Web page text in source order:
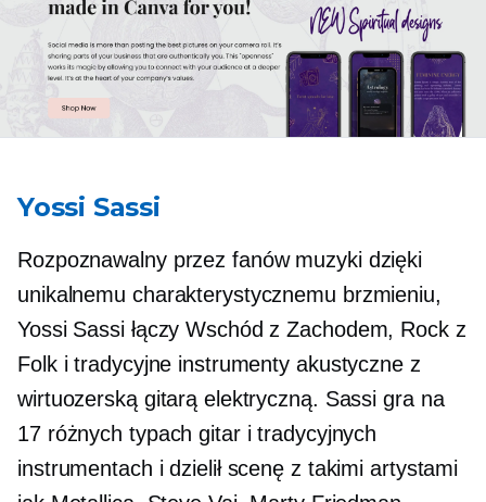
Yossi Sassi
Rozpoznawalny przez fanów muzyki dzięki
unikalnemu charakterystycznemu brzmieniu,
Yossi Sassi łączy Wschód z Zachodem, Rock z
Folk i tradycyjne instrumenty akustyczne z
wirtuozerską gitarą elektryczną. Sassi gra na
17 różnych typach gitar i tradycyjnych
instrumentach i dzielił scenę z takimi artystami